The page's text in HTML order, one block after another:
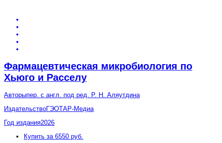
Фармацевтическая микробиология по
Хьюго и Расселу
Авторыпер. с англ. под ред. Р. Н. Аляутдина
ИздательствоГЭОТАР-Медиа
Год издания2026
Купить за 6550 руб.